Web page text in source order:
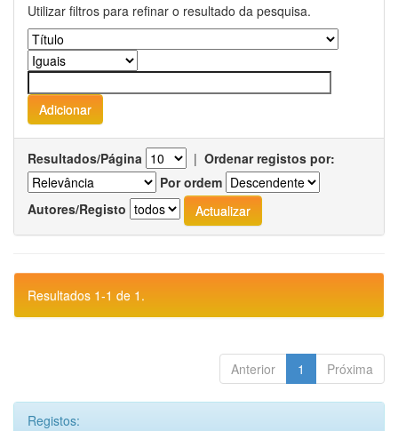
Utilizar filtros para refinar o resultado da pesquisa.
Resultados/Página | Ordenar registos por:
Por ordem
Autores/Registo
Resultados 1-1 de 1.
Anterior 1 Próxima
Registos: